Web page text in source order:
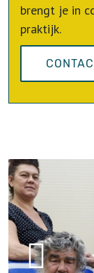
brengt je in
praktijk.